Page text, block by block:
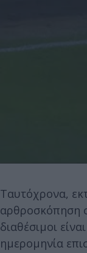
Ταυτόχρονα,
αρθροσκόπηση
διαθέσιμοι
ημερομηνία